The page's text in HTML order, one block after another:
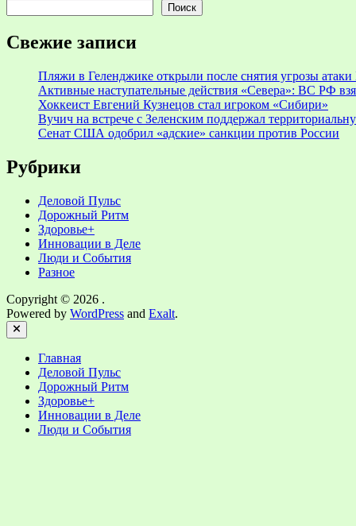
Поиск
Свежие записи
Пляжи в Геленджике открыли после снятия угрозы
Активные наступательные действия «Севера»: ВС РФ
Хоккеист Евгений Кузнецов стал игроком «Сибири»
Вучич на встрече с Зеленским поддержал
Сенат США одобрил «адские» санкции против России
Рубрики
Деловой Пульс
Дорожный Ритм
Здоровье+
Инновации в Деле
Люди и События
Разное
Copyright © 2026 .
Powered by WordPress and Exalt.
Close
Главная
Деловой Пульс
Дорожный Ритм
Здоровье+
Инновации в Деле
Люди и События